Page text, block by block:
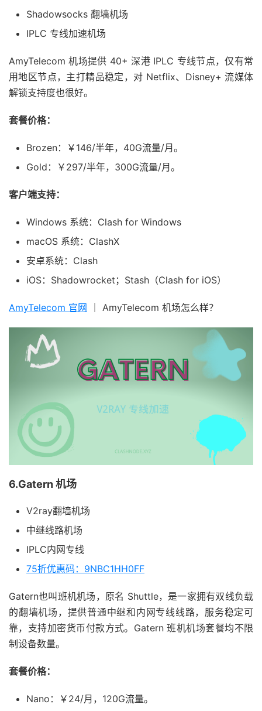
Shadowsocks 翻墙机场
IPLC 专线加速机场
AmyTelecom 机场提供 40+ 深港 IPLC 专线节点，仅有常
用地区节点，主打精品稳定，对 Netflix、Disney+ 流媒体
解锁支持度也很好。
套餐价格：
Brozen：￥146/半年，40G流量/月。
Gold：￥297/半年，300G流量/月。
客户端支持：
Windows 系统：Clash for Windows
macOS 系统：ClashX
安卓系统：Clash
iOS：Shadowrocket；Stash（Clash for iOS）
AmyTelecom 官网 ｜ AmyTelecom 机场怎么样？
6.Gatern 机场
V2ray翻墙机场
中继线路机场
IPLC内网专线
75折优惠码：9NBC1HH0FF
Gatern也叫班机机场，原名 Shuttle，是一家拥有双线负载
的翻墙机场，提供普通中继和内网专线线路，服务稳定可
靠，支持加密货币付款方式。Gatern 班机机场套餐均不限
制设备数量。
套餐价格：
Nano：￥24/月，120G流量。